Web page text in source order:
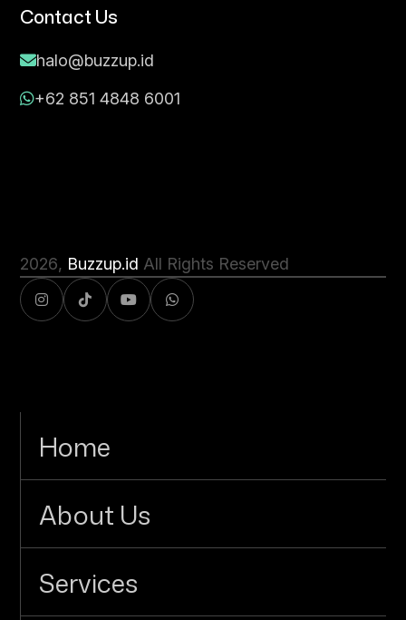
Contact Us
halo@buzzup.id
+62 851 4848 6001
2026, Buzzup.id All Rights Reserved